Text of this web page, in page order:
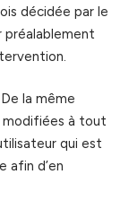
décidée par le
préalablement
la même
modifiées à tout
qui est
afin d’en